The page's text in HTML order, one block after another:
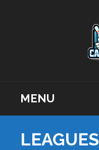
MENU
LEAGUES